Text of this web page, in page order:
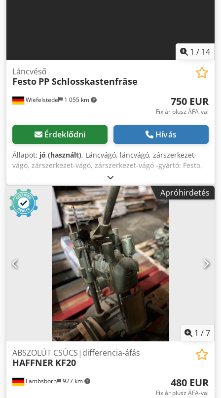
1 / 14
Wiefelstede 1 055 km
Láncvéső
Festo PP Schlosskastenfräse
750 EUR
Fix ár plusz ÁFA-val
Érdeklődni Hívás
Állapot: jó (használt), Láncvágó, láncvágó, zárszerkezet-
vágó, zárszerkezet-vágó, zárszerkezet-vágó -gyártó: Festo,
PP típusú lánckaparógép szállítóvázon -Motor
teljesítménye: 1,6 kW -csatlakozás: 380 volt -kiegészítők:
lásd a fotót Chjdpoh Nvy Njfx Apioa -méret összesen:
800/700/H1600 mm -Súly: 232 kg
Apróhirdetés
1 /7
Lambsborn 927 km
ABSZOLÚT CSÚCS|differencia-áfás
HAFFNER KF20
480 EUR
Fix ár plusz ÁFA-val